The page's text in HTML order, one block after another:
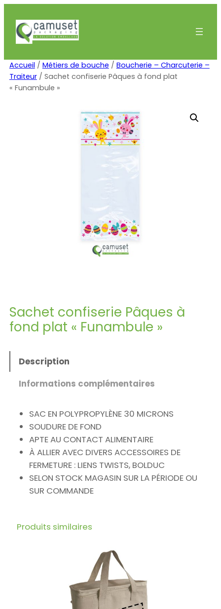
contenu
Accueil / Métiers de bouche / Boucherie – Charcuterie –
Traiteur/ Sachet confiserie Pâques à fond plat
« Funambule »
Sachet confiserie Pâques à
fond plat « Funambule »
Description
Informations complémentaires
SAC EN POLYPROPYLÈNE 30 MICRONS
SOUDURE DE FOND
APTE AU CONTACT ALIMENTAIRE
À ALLIER AVEC DIVERS ACCESSOIRES DE
FERMETURE : LIENS TWISTS, BOLDUC
SELON STOCK MAGASIN SUR LA PÉRIODE OU
SUR COMMANDE
Produits similaires